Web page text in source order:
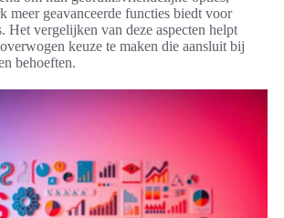
meer geavanceerde functies biedt voor
Het vergelijken van deze aspecten helpt
keuze te maken die aansluit bij
behoeften.